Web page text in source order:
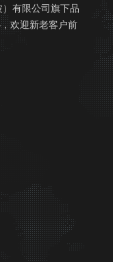
有限公司旗下品
欢迎新老客户前